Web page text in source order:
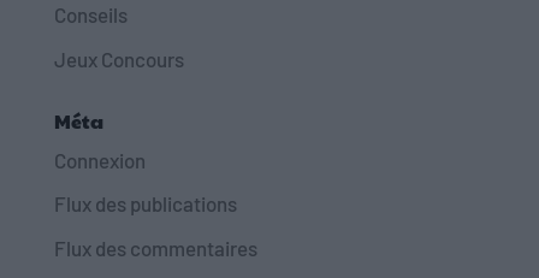
Conseils
Jeux Concours
Méta
Connexion
Flux des publications
Flux des commentaires